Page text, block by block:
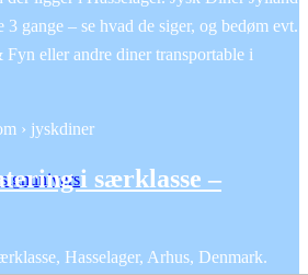
gange – se hvad de siger, og bedøm evt.
eller andre diner transportable i
› jyskdiner
i særklasse –
Hasselager, Arhus, Denmark.